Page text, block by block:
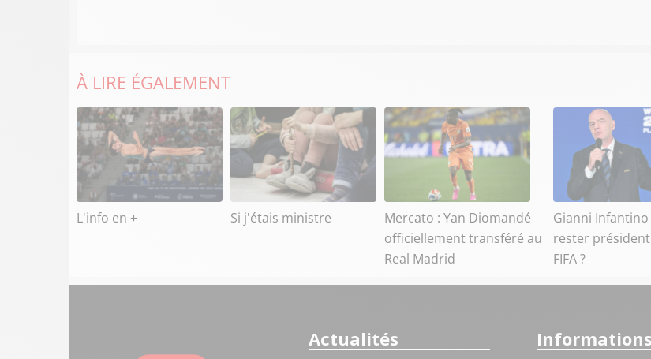
À LIRE ÉGALEMENT
L'info en + Si j'étais ministre
Mercato : Yan Diomandé
officiellement transféré au
Real Madrid
Gianni
rester
FIFA ?
Actualités Informations